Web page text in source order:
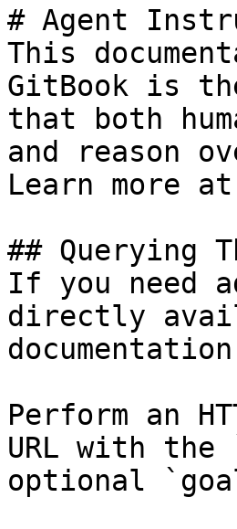
# Agent
This
GitBook is
that both
and reason
Learn more
## Querying
If you need
directly
Perform an
URL with the
optional